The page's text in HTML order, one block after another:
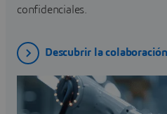
confidenciales.
Descubrir la